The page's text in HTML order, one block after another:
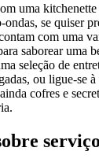
uma
se quiser
com uma
saborear uma
seleção de
ou ligue-se
cofres e